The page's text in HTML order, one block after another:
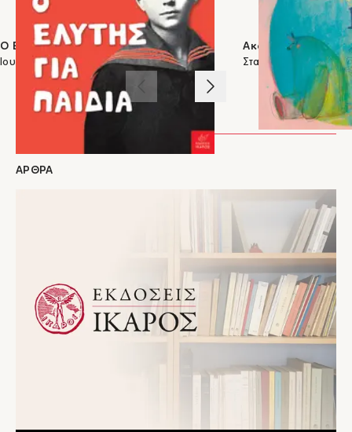
ΣΤΗΝ ΙΔΙΑ ΚΑΤΗΓΟΡΙΑ
Ο Ελύτης για παιδιά
Ιουλίτα Ηλιοπούλου
Ακόμα παιδί
Σταυρούλα Παγώνα
ΑΡΘΡΑ